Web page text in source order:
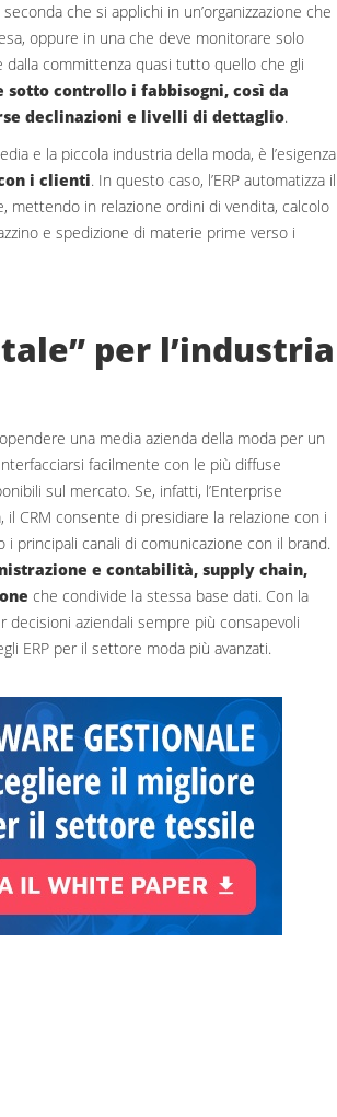
che si applichi in un’organizzazione che
oppure in una che deve monitorare solo
committenza quasi tutto quello che gli
controllo i fabbisogni, così da
declinazioni e livelli di dettaglio.
e la piccola industria della moda, è l’esigenza
i clienti. In questo caso, l’ERP automatizza il
mettendo in relazione ordini di vendita, calcolo
e spedizione di materie prime verso i
per l’industria
una media azienda della moda per un
facilmente con le più diffuse
sul mercato. Se, infatti, l’Enterprise
CRM consente di presidiare la relazione con i
principali canali di comunicazione con il brand.
e contabilità, supply chain,
che condivide la stessa base dati. Con la
aziendali sempre più consapevoli
ERP per il settore moda più avanzati.